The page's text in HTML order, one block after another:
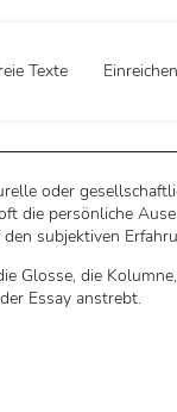
Texte Einreichen
oder
persönliche
subjektiven
Glosse, die
Essay anstrebt.